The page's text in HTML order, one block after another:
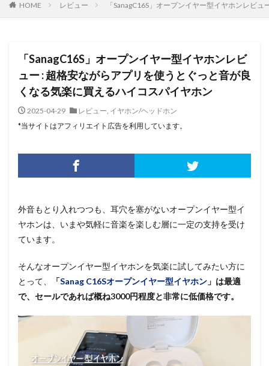
HOME レビュー 「SanagC16S」オープンイヤー型イヤホンレビ
「SanagC16S」オープンイヤー型イヤホンレビ
ュー : 超格安ながらアプリを使うとぐっと音が良
くなる気楽に買えるハイコスパイヤホン
2025-04-29 レビュー, イヤホン/ヘッドホン
*当サイトはアフィリエイト広告を利用しています。
外音もとり入れつつも、耳穴を塞がないオープンイヤー型イ
ヤホンは、いまや気軽に音楽を楽しむ層に一定の支持を受け
ています。
そんなオープンイヤー型イヤホンを気楽に試してみたい方に
とって、
「Sanag C16Sオープンイヤー型イヤホン 」は最適
で、セールであれば概ね3000円程度と非常に低価格です。